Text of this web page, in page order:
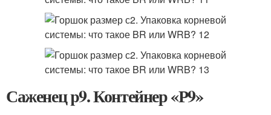
Саженец p9. Контейнер «Р9»